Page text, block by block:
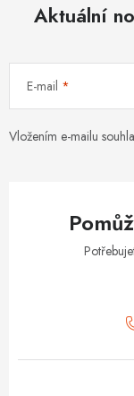
Aktuální
E-mail
Vložením e-mailu